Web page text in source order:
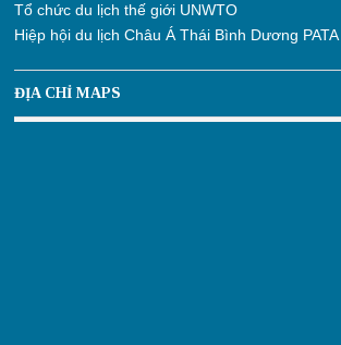
Tổ chức du lịch thế giới UNWTO
Hiệp hội du lịch Châu Á Thái Bình Dương PATA
ĐỊA CHỈ MAPS